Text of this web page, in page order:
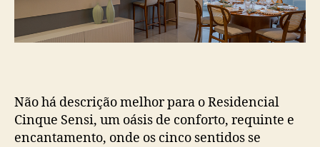
Não há descrição melhor para o Residencial
Cinque Sensi, um oásis de conforto, requinte e
encantamento, onde os cinco sentidos se